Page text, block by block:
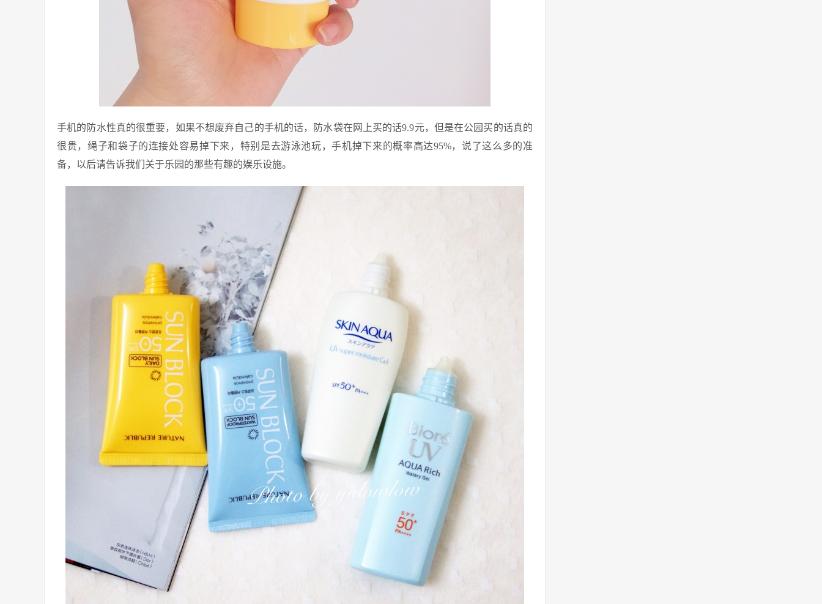
手机的防水性真的很重要，如果不想废弃自己的手机的话，防水袋在网上买的话9.9元，但是在公园买的话真的
很贵，绳子和袋子的连接处容易掉下来，特别是去游泳池玩，手机掉下来的概率高达95%，说了这么多的准
备，以后请告诉我们关于乐园的那些有趣的娱乐设施。